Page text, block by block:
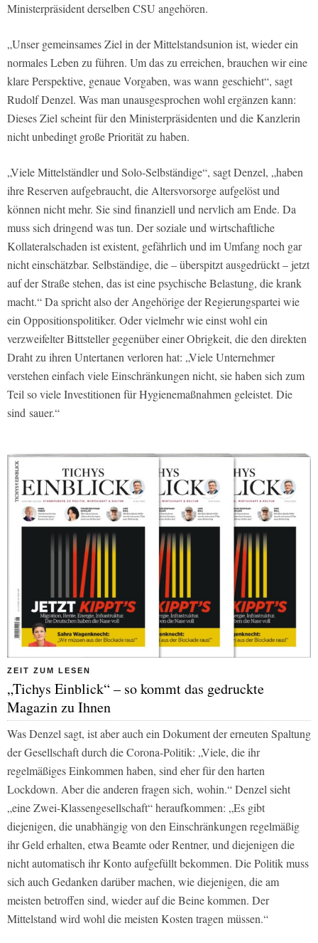
Ministerpräsident derselben CSU angehören.
„Unser gemeinsames Ziel in der Mittelstandsunion ist, wieder ein
normales Leben zu führen. Um das zu erreichen, brauchen wir eine
klare Perspektive, genaue Vorgaben, was wann geschieht“, sagt
Rudolf Denzel. Was man unausgesprochen wohl ergänzen kann:
Dieses Ziel scheint für den Ministerpräsidenten und die Kanzlerin
nicht unbedingt große Priorität zu haben.
„Viele Mittelständler und Solo-Selbständige“, sagt Denzel, „haben
ihre Reserven aufgebraucht, die Altersvorsorge aufgelöst und
können nicht mehr. Sie sind finanziell und nervlich am Ende. Da
muss sich dringend was tun. Der soziale und wirtschaftliche
Kollateralschaden ist existent, gefährlich und im Umfang noch gar
nicht einschätzbar. Selbständige, die – überspitzt ausgedrückt – jetzt
auf der Straße stehen, das ist eine psychische Belastung, die krank
macht.“ Da spricht also der Angehörige der Regierungspartei wie
ein Oppositionspolitiker. Oder vielmehr wie einst wohl ein
verzweifelter Bittsteller gegenüber einer Obrigkeit, die den direkten
Draht zu ihren Untertanen verloren hat: „Viele Unternehmer
verstehen einfach viele Einschränkungen nicht, sie haben sich zum
Teil so viele Investitionen für Hygienemaßnahmen geleistet. Die
sind sauer.“
ZEIT ZUM LESEN
„Tichys Einblick“ – so kommt das gedruckte
Magazin zu Ihnen
Was Denzel sagt, ist aber auch ein Dokument der erneuten Spaltung
der Gesellschaft durch die Corona-Politik: „Viele, die ihr
regelmäßiges Einkommen haben, sind eher für den harten
Lockdown. Aber die anderen fragen sich, wohin.“ Denzel sieht
„eine Zwei-Klassengesellschaft“ heraufkommen: „Es gibt
diejenigen, die unabhängig von den Einschränkungen regelmäßig
ihr Geld erhalten, etwa Beamte oder Rentner, und diejenigen die
nicht automatisch ihr Konto aufgefüllt bekommen. Die Politik muss
sich auch Gedanken darüber machen, wie diejenigen, die am
meisten betroffen sind, wieder auf die Beine kommen. Der
Mittelstand wird wohl die meisten Kosten tragen müssen.“